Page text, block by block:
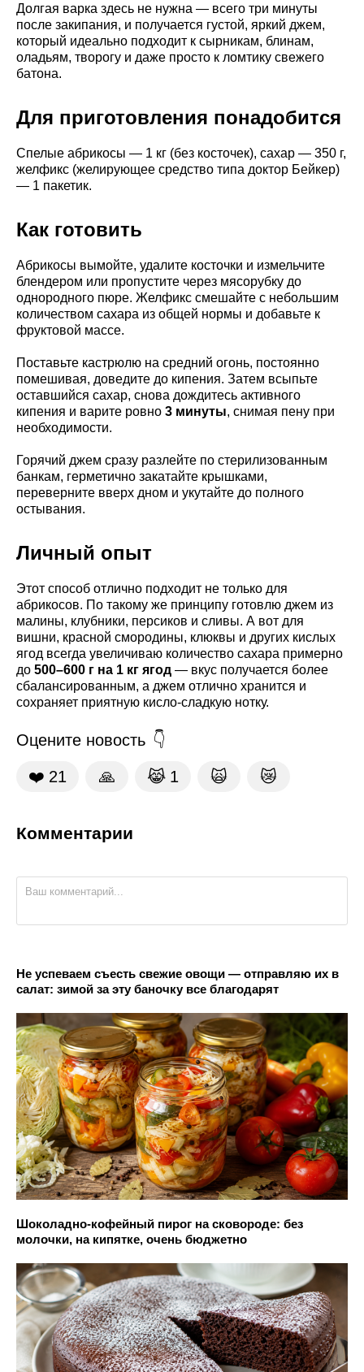
Долгая варка здесь не нужна — всего три минуты
после закипания, и получается густой, яркий джем,
который идеально подходит к сырникам, блинам,
оладьям, творогу и даже просто к ломтику свежего
батона.
Для приготовления понадобится
Спелые абрикосы — 1 кг (без косточек), сахар — 350 г,
желфикс (желирующее средство типа доктор Бейкер)
— 1 пакетик.
Как готовить
Абрикосы вымойте, удалите косточки и измельчите
блендером или пропустите через мясорубку до
однородного пюре. Желфикс смешайте с небольшим
количеством сахара из общей нормы и добавьте к
фруктовой массе.
Поставьте кастрюлю на средний огонь, постоянно
помешивая, доведите до кипения. Затем всыпьте
оставшийся сахар, снова дождитесь активного
кипения и варите ровно 3 минуты, снимая пену при
необходимости.
Горячий джем сразу разлейте по стерилизованным
банкам, герметично закатайте крышками,
переверните вверх дном и укутайте до полного
остывания.
Личный опыт
Этот способ отлично подходит не только для
абрикосов. По такому же принципу готовлю джем из
малины, клубники, персиков и сливы. А вот для
вишни, красной смородины, клюквы и других кислых
ягод всегда увеличиваю количество сахара примерно
до 500–600 г на 1 кг ягод — вкус получается более
сбалансированным, а джем отлично хранится и
сохраняет приятную кисло-сладкую нотку.
Оцените новость
❤️ 21 🙏 😹 1 🙀 😿
Комментарии
Не успеваем съесть свежие овощи — отправляю их в
салат: зимой за эту баночку все благодарят
Шоколадно-кофейный пирог на сковороде: без
молочки, на кипятке, очень бюджетно